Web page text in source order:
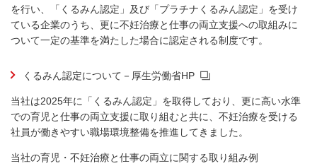
を行い、「くるみん認定」及び「プラチナくるみん認定」を受け
ている企業のうち、更に不妊治療と仕事の両立支援への取組みに
ついて一定の基準を満たした場合に認定される制度です。
くるみん認定について－厚生労働省HP
当社は2025年に「くるみん認定」を取得しており、更に高い水準
での育児と仕事の両立支援に取り組むと共に、不妊治療を受ける
社員が働きやすい職場環境整備を推進してきました。
当社の育児・不妊治療と仕事の両立に関する取り組み例